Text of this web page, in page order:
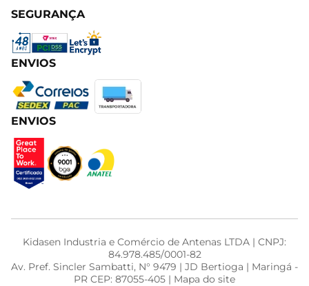
SEGURANÇA
ENVIOS
ENVIOS
Kidasen Industria e Comércio de Antenas LTDA | CNPJ:
84.978.485/0001-82
Av. Pref. Sincler Sambatti, N° 9479 | JD Bertioga | Maringá -
PR CEP: 87055-405 | Mapa do site